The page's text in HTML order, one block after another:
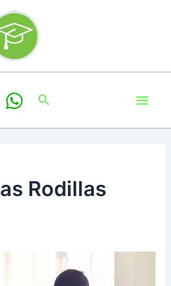
Buscar
Rodillas